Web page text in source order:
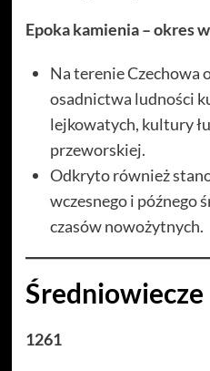
Epoka kamienia – okres
Na terenie Czechowa
osadnictwa ludności
lejkowatych, kultury
przeworskiej.
Odkryto również
wczesnego i późnego
czasów nowożytnych.
Średniowiecze
1261